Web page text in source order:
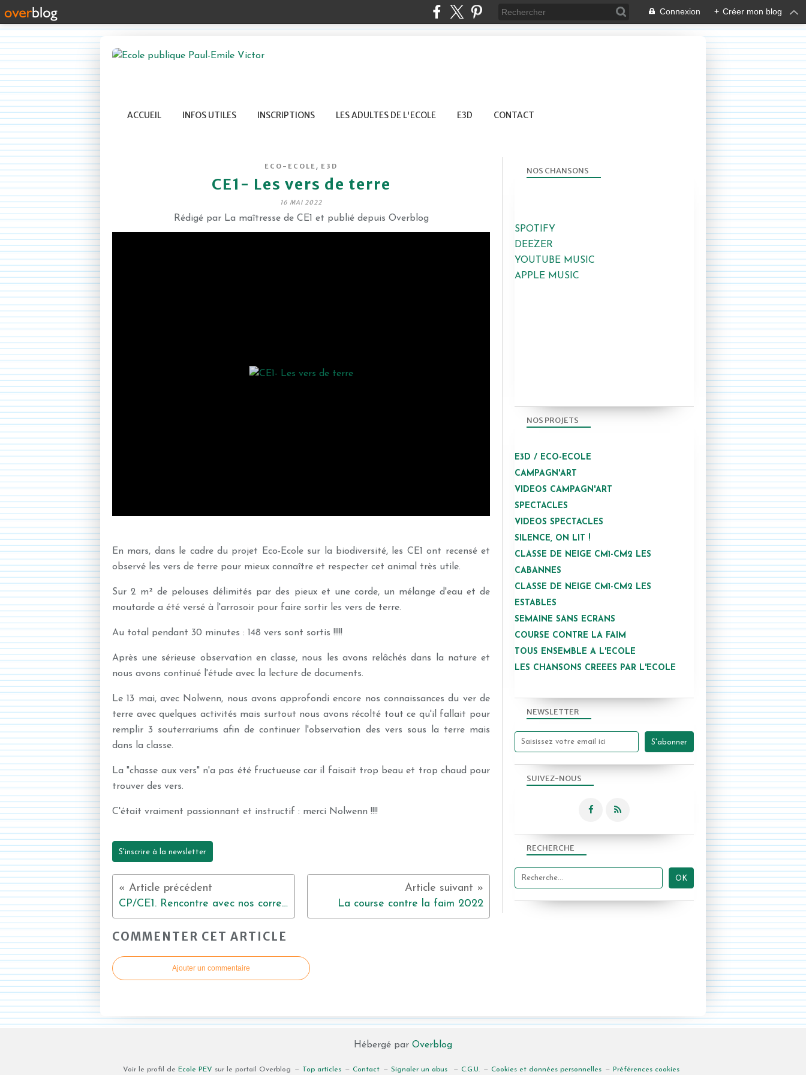
Connexion + Créer mon blog
ACCUEIL INFOS UTILES INSCRIPTIONS LES ADULTES DE L'ECOLE E3D CONTACT
ECO-ECOLE , E3D
CE1- Les vers de terre
16 MAI 2022
Rédigé par La maîtresse de CE1 et publié depuis Overblog
En mars, dans le cadre du projet Eco-Ecole sur la biodiversité, les CE1 ont recensé et
observé les vers de terre pour mieux connaître et respecter cet animal très utile.
Sur 2 m² de pelouses délimités par des pieux et une corde, un mélange d'eau et de
moutarde a été versé à l'arrosoir pour faire sortir les vers de terre.
Au total pendant 30 minutes : 148 vers sont sortis !!!!!
Après une sérieuse observation en classe, nous les avons relâchés dans la nature et
nous avons continué l'étude avec la lecture de documents.
Le 13 mai, avec Nolwenn, nous avons approfondi encore nos connaissances du ver de
terre avec quelques activités mais surtout nous avons récolté tout ce qu'il fallait pour
remplir 3 souterrariums afin de continuer l'observation des vers sous la terre mais
dans la classe.
La "chasse aux vers" n'a pas été fructueuse car il faisait trop beau et trop chaud pour
trouver des vers.
C'était vraiment passionnant et instructif : merci Nolwenn !!!!
S'inscrire à la newsletter
CP/CE1. Rencontre avec nos correspondants La course contre la faim 2022
COMMENTER CET ARTICLE
Ajouter un commentaire
NEWSLETTER
SUIVEZ-NOUS
RECHERCHE
NOS CHANSONS
SPOTIFY
DEEZER
YOUTUBE MUSIC
APPLE MUSIC
NOS PROJETS
E3D / ECO-ECOLE
CAMPAGN'ART
VIDEOS CAMPAGN'ART
SPECTACLES
VIDEOS SPECTACLES
SILENCE, ON LIT !
CLASSE DE NEIGE CM1-CM2 LES
CABANNES
CLASSE DE NEIGE CM1-CM2 LES
ESTABLES
SEMAINE SANS ECRANS
COURSE CONTRE LA FAIM
TOUS ENSEMBLE A L'ECOLE
LES CHANSONS CREEES PAR L'ECOLE
Hébergé par Overblog
Voir le profil de Ecole PEV sur le portail Overblog Top articles Contact Signaler un abus C.G.U. Cookies et données personnelles Préférences cookies